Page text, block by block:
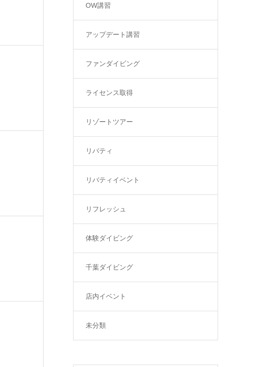
OW講習
アップデート講習
ファンダイビング
ライセンス取得
リゾートツアー
リバティ
リバティイベント
リフレッシュ
体験ダイビング
千葉ダイビング
店内イベント
未分類